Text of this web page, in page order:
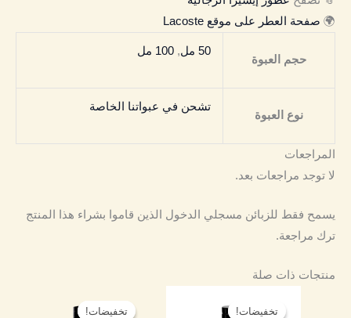
🌍 صفحة العطر على موقع Lacoste
حجم العبوة
50 مل , 100 مل
نوع العبوة
تشحن في عبواتنا الخاصة
المراجعات
لا توجد مراجعات بعد.
يسمح فقط للزبائن مسجلي الدخول الذين قاموا بشراء هذا المنتج
ترك مراجعة.
منتجات ذات صلة
تخفيضات!
تخفيضات!
السعر:
تخفيضات!
تخفيضات!
السعر: